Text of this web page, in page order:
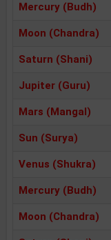
Mercury (Budh)
Moon (Chandra)
Saturn (Shani)
Jupiter (Guru)
Mars (Mangal)
Sun (Surya)
Venus (Shukra)
Mercury (Budh)
Moon (Chandra)